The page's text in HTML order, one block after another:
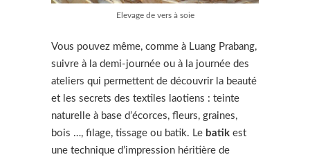
Elevage de vers à soie
Vous pouvez même, comme à Luang Prabang,
suivre à la demi-journée ou à la journée des
ateliers qui permettent de découvrir la beauté
et les secrets des textiles laotiens : teinte
naturelle à base d’écorces, fleurs, graines,
bois …, filage, tissage ou batik. Le batik est
une technique d’impression héritière de